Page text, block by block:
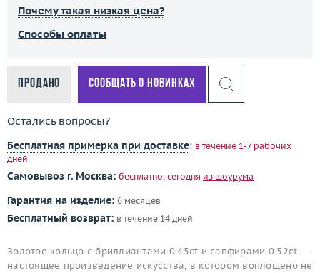
Почему такая низкая цена?
Способы оплаты
Продано Сообщать о новинках
Остались вопросы?
Бесплатная примерка при доставке: в течение 1-7 рабочих
дней
Самовывоз г. Москва: бесплатно, сегодня из шоурума
Гарантия на изделие: 6 месяцев
Бесплатный возврат: в течение 14 дней
Золотое кольцо с бриллиантами 0.45ct и сапфирами 0.52ct —
настоящее произведение искусства, в котором воплощено не